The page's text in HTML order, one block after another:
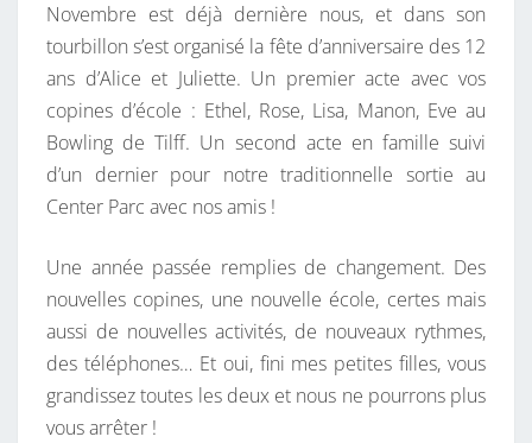
«
J
E
T
’
A
M
E
,
M
O
A
I
R
E
Novembre est déjà dernière nous, et dans son
tourbillon s’est organisé la fête d’anniversaire des 12
ans d’Alice et Juliette. Un premier acte avec vos
copines d’école : Ethel, Rose, Lisa, Manon, Eve au
Bowling de Tilff. Un second acte en famille suivi
d’un dernier pour notre traditionnelle sortie au
Center Parc avec nos amis !
Une année passée remplies de changement. Des
nouvelles copines, une nouvelle école, certes mais
aussi de nouvelles activités, de nouveaux rythmes,
des téléphones… Et oui, fini mes petites filles, vous
grandissez toutes les deux et nous ne pourrons plus
vous arrêter !